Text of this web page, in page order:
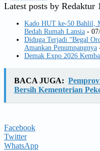
Latest posts by Redaktur 1
Kado HUT ke-50 Bahlil,
Bedah Rumah Lansia -
Diduga Terjadi “Begal
Amankan Penumpangnya
Demak Expo 2026
BACA JUGA:
Bersih Kementerian
Facebook
Twitter
WhatsApp